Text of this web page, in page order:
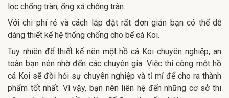
lọc chống tràn, ống xả chống tràn.
Với chi phí rẻ và cách lắp đặt rất đơn giản bạn có thể dễ
dàng thiết kế hệ thống chống cho bể cá Koi.
Tuy nhiên để thiết kế nên một hồ cá Koi chuyên nghiệp, an
toàn bạn nên nhờ đến các chuyên gia. Việc thi công một hồ
cá Koi sẽ đòi hỏi sự chuyên nghiệp và tỉ mỉ để cho ra thành
phẩm tốt nhất. Vì vậy, bạn nên liên hệ đến những cơ sở thi